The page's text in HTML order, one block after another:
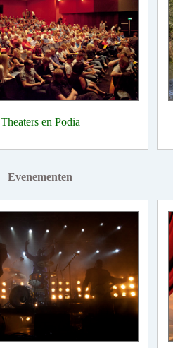
Theaters en Podia
Evenementen